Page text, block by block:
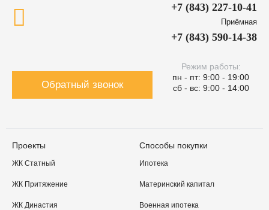
+7 (843) 227-10-41
Приёмная
+7 (843) 590-14-38
Обратный звонок
Режим работы:
пн - пт: 9:00 - 19:00
сб - вс: 9:00 - 14:00
Проекты
ЖК Статный
ЖК Притяжение
ЖК Династия
Способы покупки
Ипотека
Материнский капитал
Военная ипотека